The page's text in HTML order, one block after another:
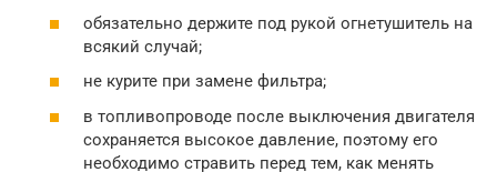
обязательно держите под рукой огнетушитель на
всякий случай;
не курите при замене фильтра;
в топливопроводе после выключения двигателя
сохраняется высокое давление, поэтому его
необходимо стравить перед тем, как менять